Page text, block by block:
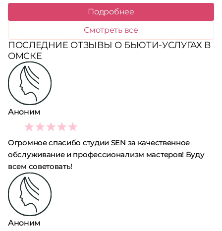
Подробнее
Смотреть все
ПОСЛЕДНИЕ ОТЗЫВЫ О БЬЮТИ-УСЛУГАХ В
ОМСКЕ
Аноним
5
Огромное спасибо студии SEN за качественное
обслуживание и профессионализм мастеров! Буду
всем советовать!
Аноним